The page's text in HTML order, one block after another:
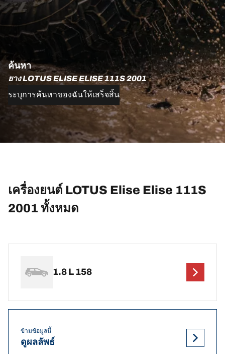
ค้นหา
ยาง LOTUS ELISE ELISE 111S 2001
ระบุการค้นหาของฉันให้เสร็จสิ้น
เครื่องยนต์ LOTUS Elise Elise 111S
2001 ทั้งหมด
1.8 L 158
ข้ามข้อมูลนี้
ดูผลลัพธ์